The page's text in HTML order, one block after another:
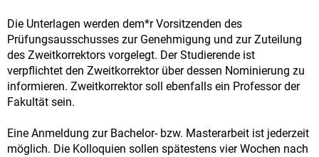
Die Unterlagen werden dem*r Vorsitzenden des
Prüfungsausschusses zur Genehmigung und zur Zuteilung
des Zweitkorrektors vorgelegt. Der Studierende ist
verpflichtet den Zweitkorrektor über dessen Nominierung zu
informieren. Zweitkorrektor soll ebenfalls ein Professor der
Fakultät sein.
Eine Anmeldung zur Bachelor- bzw. Masterarbeit ist jederzeit
möglich. Die Kolloquien sollen spätestens vier Wochen nach